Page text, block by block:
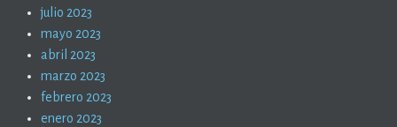
julio 2023
mayo 2023
abril 2023
marzo 2023
febrero 2023
enero 2023